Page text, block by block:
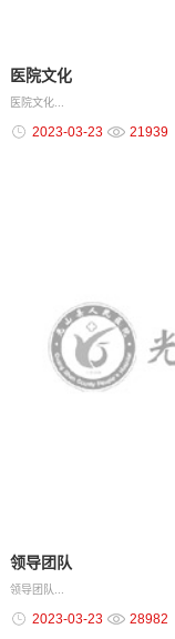
医院文化
医院文化...
2023-03-23 21939
领导团队
领导团队...
2023-03-23 28982